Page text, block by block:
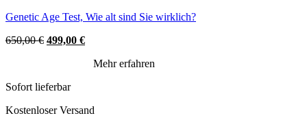
Genetic Age Test, Wie alt sind Sie wirklich?
650,00€ Original
499,00 €Current
is:Mehr erfahren
Sofort lieferbar
Kostenloser Versand